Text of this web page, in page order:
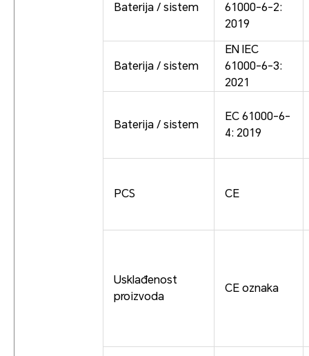
Baterija / sistem
61000-6-2:
2019
Baterija / sistem
EN IEC
61000-6-3:
2021
Baterija / sistem
EC 61000-6-
4: 2019
PCS CE
Usklađenost
proizvoda
CE oznaka